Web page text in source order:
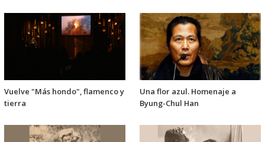
Vuelve "Más hondo", flamenco y
tierra
Una flor azul. Homenaje a
Byung-Chul Han